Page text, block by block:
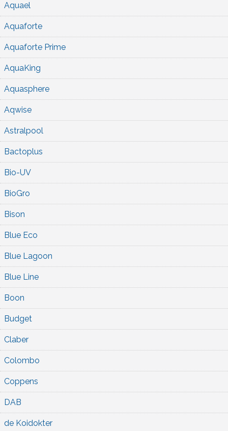
Aquael
Aquaforte
Aquaforte Prime
AquaKing
Aquasphere
Aqwise
Astralpool
Bactoplus
Bio-UV
BioGro
Bison
Blue Eco
Blue Lagoon
Blue Line
Boon
Budget
Claber
Colombo
Coppens
DAB
de Koidokter